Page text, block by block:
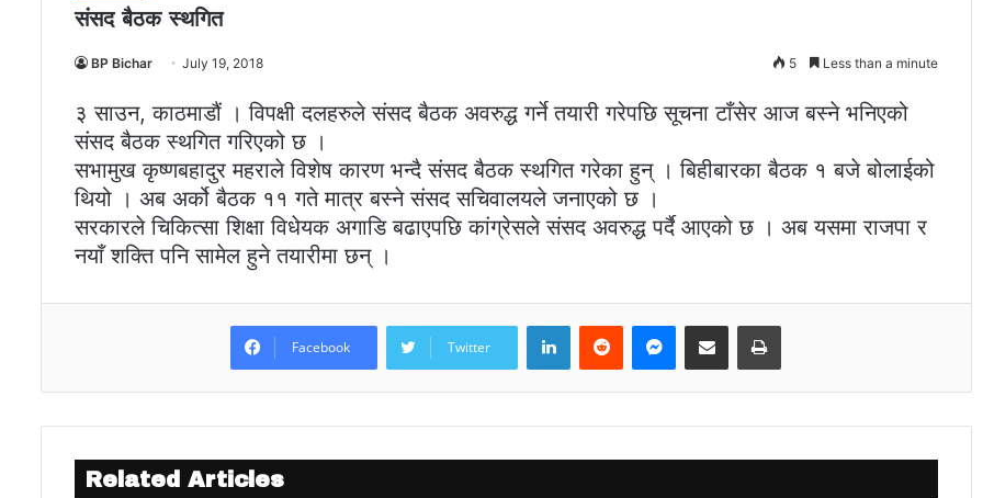
संसद बैठक स्थगित
BP Bichar July 19, 2018 5 Less than a minute
३ साउन, काठमाडौं । विपक्षी दलहरुले संसद बैठक अवरुद्ध गर्ने तयारी गरेपछि सूचना टाँसेर आज बस्ने भनिएको
संसद बैठक स्थगित गरिएको छ ।
सभामुख कृष्णबहादुर महराले विशेष कारण भन्दै संसद बैठक स्थगित गरेका हुन् । बिहीबारका बैठक १ बजे बोलाईको
थियो । अब अर्को बैठक ११ गते मात्र बस्ने संसद सचिवालयले जनाएको छ ।
सरकारले चिकित्सा शिक्षा विधेयक अगाडि बढाएपछि कांग्रेसले संसद अवरुद्ध पर्दै आएको छ । अब यसमा राजपा र
नयाँ शक्ति पनि सामेल हुने तयारीमा छन् ।
Facebook Twitter
LinkedInReddit Messenger
Share via Email Print
Related Articles